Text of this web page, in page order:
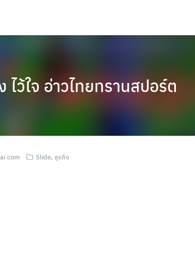
ว้ใจ อ่าวไทยทรานสปอร์ต
Slide, ธุรกิจ